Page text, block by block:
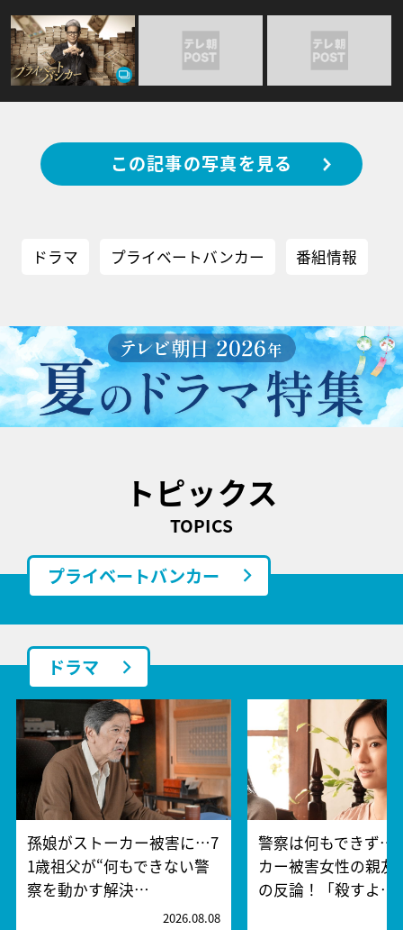
この記事の写真を見る
ドラマ プライベートバンカー 番組情報
トピックス
TOPICS
プライベートバンカー
ドラマ
孫娘がストーカー被害に…7
1歳祖父が“何もできない警
察を動かす解決…
2026.08.08
警察は何もできず…
カー被害女性の親友
の反論！「殺すよ…